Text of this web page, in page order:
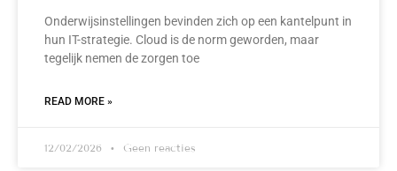
Onderwijsinstellingen bevinden zich op een kantelpunt in
hun IT-strategie. Cloud is de norm geworden, maar
tegelijk nemen de zorgen toe
READ MORE »
12/02/2026 Geen reacties